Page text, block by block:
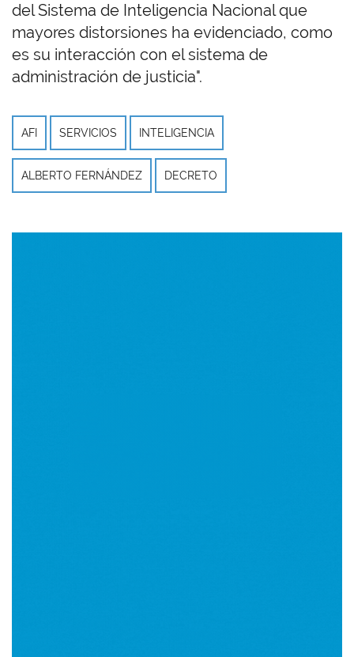
del Sistema de Inteligencia Nacional que
mayores distorsiones ha evidenciado, como
es su interacción con el sistema de
administración de justicia".
AFI SERVICIOS INTELIGENCIA
ALBERTO FERNÁNDEZ DECRETO